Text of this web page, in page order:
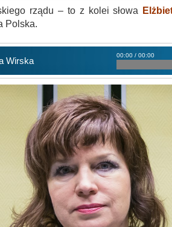
rządu – to z kolei słowa
Polska.
Wirska
00:00 / 00:00